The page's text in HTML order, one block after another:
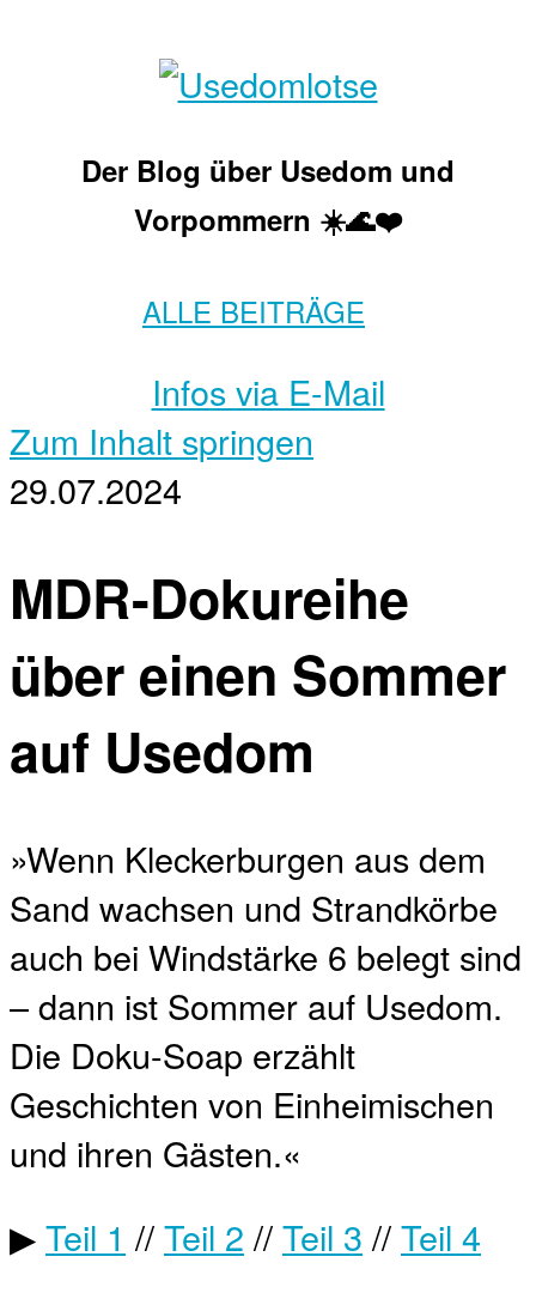
Der Blog über Usedom und
Vorpommern ☀️🌊❤️
ALLE BEITRÄGE
Infos via E-Mail
Zum Inhalt springen
29.07.2024
MDR-Dokureihe
über einen Sommer
auf Usedom
»Wenn Kleckerburgen aus dem
Sand wachsen und Strandkörbe
auch bei Windstärke 6 belegt sind
– dann ist Sommer auf Usedom.
Die Doku-Soap erzählt
Geschichten von Einheimischen
und ihren Gästen.«
▶Teil 1 //Teil 2 //Teil 3 //Teil 4